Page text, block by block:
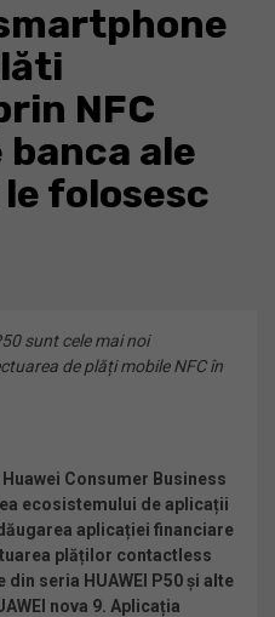
NFC
ale
folosesc
sunt cele mai noi
de plăți mobile NFC în
Consumer Business
ecosistemului de aplicații
aplicației financiare
plăților contactless
seria HUAWEI P50 și alte
nova 9. Aplicația